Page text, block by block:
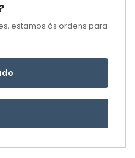
estamos às ordens para